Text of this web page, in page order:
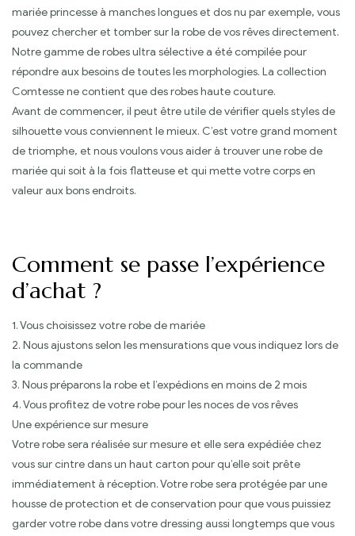
mariée princesse à manches longues et dos nu par exemple, vous
pouvez chercher et tomber sur la robe de vos rêves directement.
Notre gamme de robes ultra sélective a été compilée pour
répondre aux besoins de toutes les morphologies. La collection
Comtesse ne contient que des robes haute couture.
Avant de commencer, il peut être utile de vérifier quels styles de
silhouette vous conviennent le mieux. C’est votre grand moment
de triomphe, et nous voulons vous aider à trouver une robe de
mariée qui soit à la fois flatteuse et qui mette votre corps en
valeur aux bons endroits.
Comment se passe l’expérience
d’achat ?
1. Vous choisissez votre robe de mariée
2. Nous ajustons selon les mensurations que vous indiquez lors de
la commande
3. Nous préparons la robe et l’expédions en moins de 2 mois
4. Vous profitez de votre robe pour les noces de vos rêves
Une expérience sur mesure
Votre robe sera réalisée sur mesure et elle sera expédiée chez
vous sur cintre dans un haut carton pour qu’elle soit prête
immédiatement à réception. Votre robe sera protégée par une
housse de protection et de conservation pour que vous puissiez
garder votre robe dans votre dressing aussi longtemps que vous